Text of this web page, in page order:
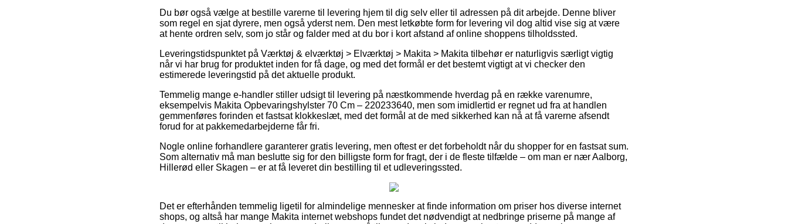
Du bør også vælge at bestille varerne til levering hjem til dig selv eller til adressen på dit arbejde. Denne bliver
som regel en sjat dyrere, men også yderst nem. Den mest letkøbte form for levering vil dog altid vise sig at være
at hente ordren selv, som jo står og falder med at du bor i kort afstand af online shoppens tilholdssted.
Leveringstidspunktet på Værktøj & elværktøj > Elværktøj > Makita > Makita tilbehør er naturligvis særligt vigtig
når vi har brug for produktet inden for få dage, og med det formål er det bestemt vigtigt at vi checker den
estimerede leveringstid på det aktuelle produkt.
Temmelig mange e-handler stiller udsigt til levering på næstkommende hverdag på en række varenumre,
eksempelvis Makita Opbevaringshylster 70 Cm – 220233640, men som imidlertid er regnet ud fra at handlen
gemmenføres forinden et fastsat klokkeslæt, med det formål at de med sikkerhed kan nå at få varerne afsendt
forud for at pakkemedarbejderne får fri.
Nogle online forhandlere garanterer gratis levering, men oftest er det forbeholdt når du shopper for en fastsat sum.
Som alternativ må man beslutte sig for den billigste form for fragt, der i de fleste tilfælde – om man er nær Aalborg,
Hillerød eller Skagen – er at få leveret din bestilling til et udleveringssted.
Det er efterhånden temmelig ligetil for almindelige mennesker at finde information om priser hos diverse internet
shops, og altså har mange Makita internet webshops fundet det nødvendigt at nedbringe priserne på mange af